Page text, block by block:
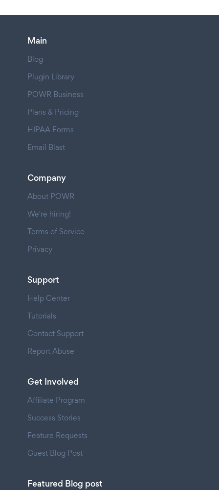
Main
Blog
Plugin Library
POWR Business
Plans & Pricing
HIPAA Forms
Email Blast
Company
About POWR
We're hiring!
Terms of Service
Privacy
Support
Help Center
Tutorials
Contact Support
Report Abuse
Get Involved
Affiliate Program
Success Stories
Feature Requests
Guest Blog Post
Featured Blog post